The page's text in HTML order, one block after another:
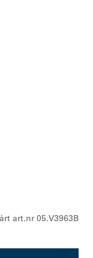
art.nr 05.V3963B